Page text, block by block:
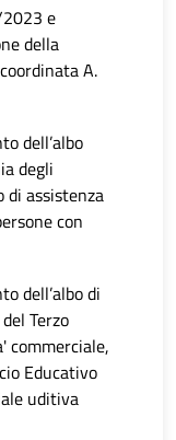
e
della
A.
dell’albo
degli
assistenza
con
dell’albo di
Terzo
commerciale,
Educativo
uditiva